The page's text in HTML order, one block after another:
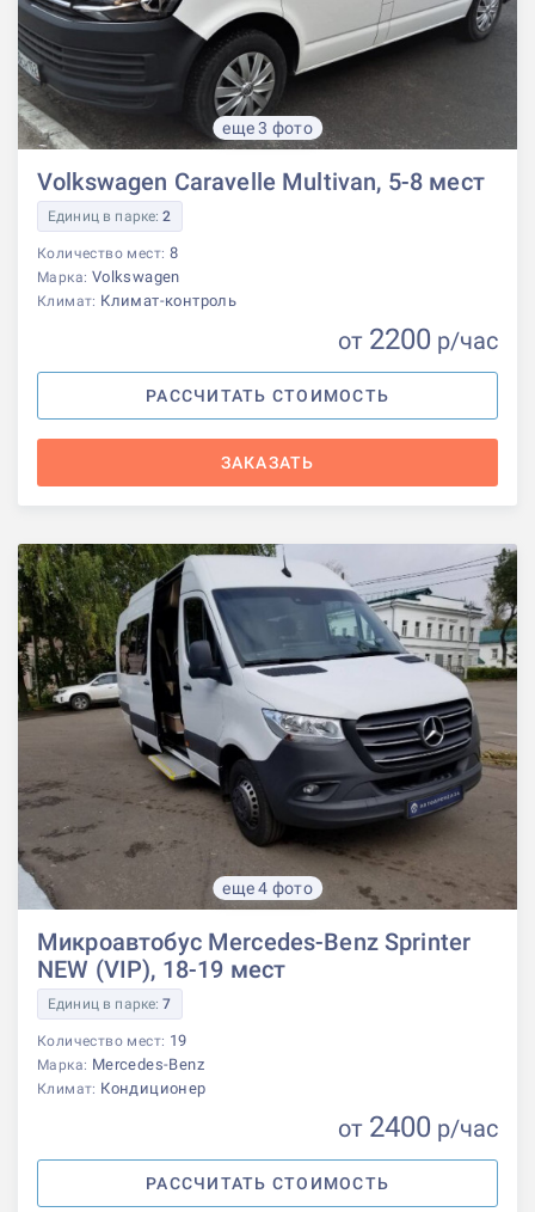
еще 3 фото
Volkswagen Caravelle Multivan, 5-8 мест
Единиц в парке:2
Количество мест: 8
Марка: Volkswagen
Климат: Климат-контроль
от 2200 р/час
РАССЧИТАТЬ СТОИМОСТЬ
ЗАКАЗАТЬ
еще 4 фото
Микроавтобус Mercedes-Benz Sprinter
NEW (VIP), 18-19 мест
Единиц в парке:7
Количество мест: 19
Марка: Mercedes-Benz
Климат: Кондиционер
от 2400 р/час
РАССЧИТАТЬ СТОИМОСТЬ